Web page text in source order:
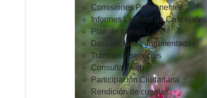
Comisiones Permanentes
Informes Labores de Concejales
Plan de trabajo
Declaraciones Juramentadas
Tramites y servicios
Consultas web
Participación Ciudadana
Rendición de cuentas